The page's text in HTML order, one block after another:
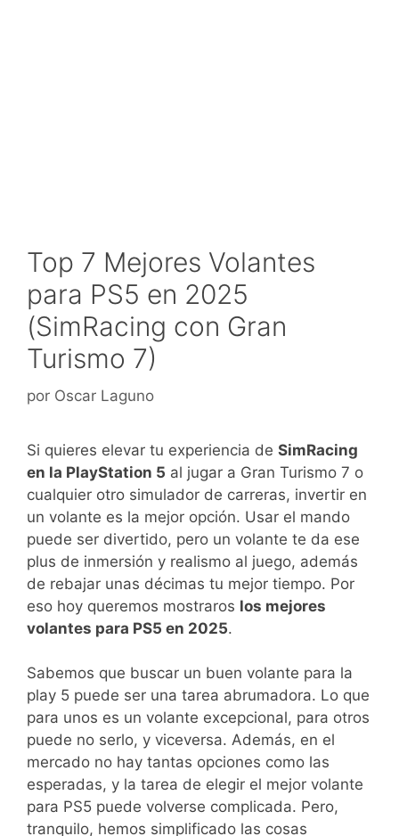
Top 7 Mejores Volantes
para PS5 en 2025
(SimRacing con Gran
Turismo 7)
por Oscar Laguno
Si quieres elevar tu experiencia de SimRacing
en la PlayStation 5 al jugar a Gran Turismo 7 o
cualquier otro simulador de carreras, invertir en
un volante es la mejor opción. Usar el mando
puede ser divertido, pero un volante te da ese
plus de inmersión y realismo al juego, además
de rebajar unas décimas tu mejor tiempo. Por
eso hoy queremos mostraros los mejores
volantes para PS5 en 2025.
Sabemos que buscar un buen volante para la
play 5 puede ser una tarea abrumadora. Lo que
para unos es un volante excepcional, para otros
puede no serlo, y viceversa. Además, en el
mercado no hay tantas opciones como las
esperadas, y la tarea de elegir el mejor volante
para PS5 puede volverse complicada. Pero,
tranquilo, hemos simplificado las cosas